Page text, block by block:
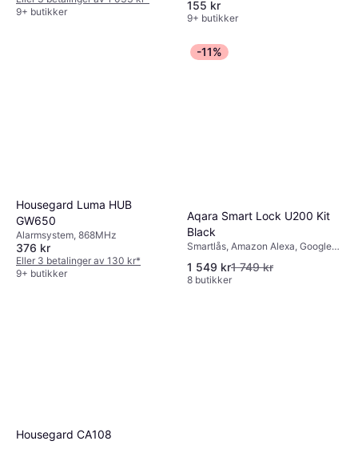
9+ butikker
155 kr
9+ butikker
Housegard Luma HUB
GW650
Alarmsystem, 868MHz
376 kr
Eller 3 betalinger av 130 kr*
9+ butikker
-11%
Aqara Smart Lock U200 Kit
Black
Smartlås, Amazon Alexa, Google
Thread
1 549 kr1 749 kr
8 butikker
Housegard CA108